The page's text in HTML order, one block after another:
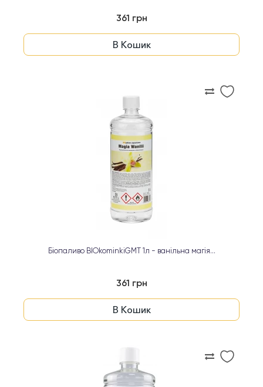
361 грн
В Кошик
Біопаливо BIOkominkiGMT 1л - ванільна магія...
361 грн
В Кошик